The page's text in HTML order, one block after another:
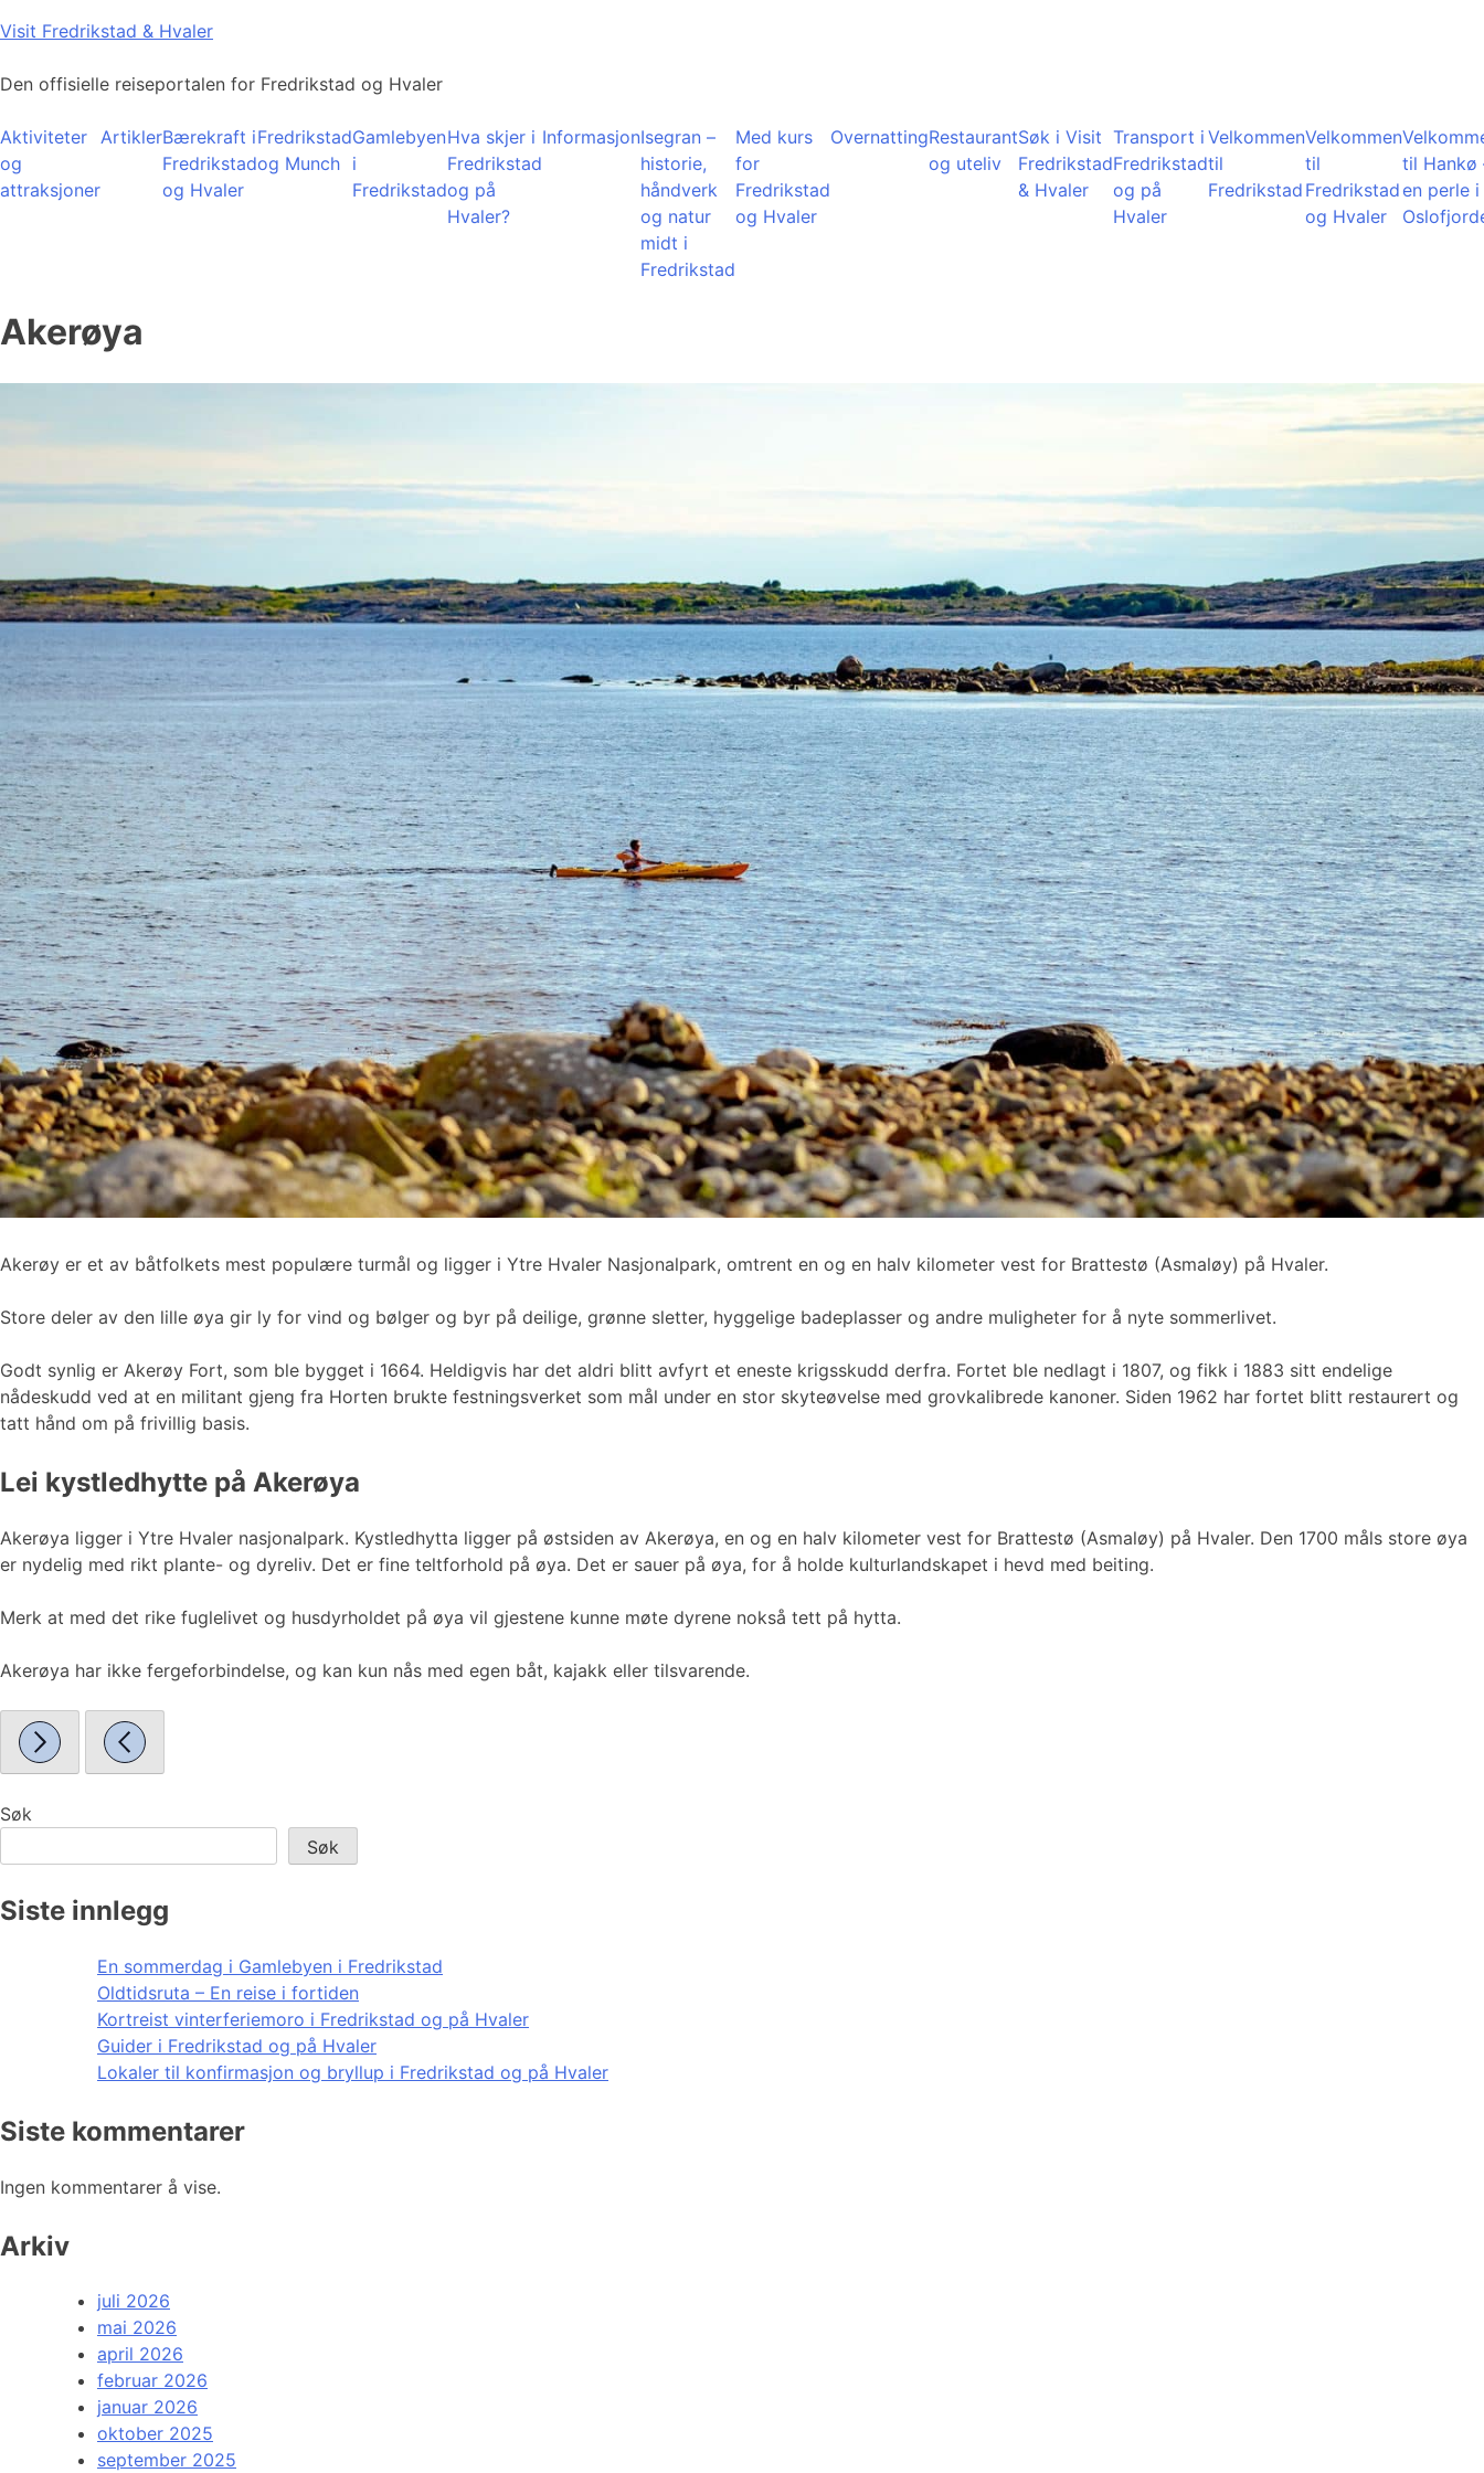
Skip
content
Visit Fredrikstad & Hvaler
Den offisielle reiseportalen for Fredrikstad og Hvaler
Aktiviteter
og
attraksjoner
ArtiklerBærekraft i
Fredrikstad
og Hvaler
Fredrikstad
og Munch
Gamlebyen
i
Fredrikstad
Hva skjer i
Fredrikstad
og på
Hvaler?
InformasjonIsegran –
historie,
håndverk
og natur
midt i
Fredrikstad
Med kurs
for
Fredrikstad
og Hvaler
OvernattingRestaurant
og uteliv
Søk i Visit
Fredrikstad
& Hvaler
Transport i
Fredrikstad
og på
Hvaler
Velkommen
til
Fredrikstad
Velkommen
til
Fredrikstad
og Hvaler
til Hankø
en perle i
Akerøya
Akerøy er et av båtfolkets mest populære turmål og ligger i Ytre Hvaler Nasjonalpark, omtrent en og en halv kilometer vest for Brattestø (Asmaløy) på Hvaler.
Store deler av den lille øya gir ly for vind og bølger og byr på deilige, grønne sletter, hyggelige badeplasser og andre muligheter for å nyte sommerlivet.
Godt synlig er Akerøy Fort, som ble bygget i 1664. Heldigvis har det aldri blitt avfyrt et eneste krigsskudd derfra. Fortet ble nedlagt i 1807, og fikk i 1883 sitt endelige
nådeskudd ved at en militant gjeng fra Horten brukte festningsverket som mål under en stor skyteøvelse med grovkalibrede kanoner. Siden 1962 har fortet blitt restaurert og
tatt hånd om på frivillig basis.
Lei kystledhytte på Akerøya
Akerøya ligger i Ytre Hvaler nasjonalpark. Kystledhytta ligger på østsiden av Akerøya, en og en halv kilometer vest for Brattestø (Asmaløy) på Hvaler. Den 1700 måls store øya
er nydelig med rikt plante- og dyreliv. Det er fine teltforhold på øya. Det er sauer på øya, for å holde kulturlandskapet i hevd med beiting.
Merk at med det rike fuglelivet og husdyrholdet på øya vil gjestene kunne møte dyrene nokså tett på hytta.
Akerøya har ikke fergeforbindelse, og kan kun nås med egen båt, kajakk eller tilsvarende.
Søk
Søk
Siste innlegg
En sommerdag i Gamlebyen i Fredrikstad
Oldtidsruta – En reise i fortiden
Kortreist vinterferiemoro i Fredrikstad og på Hvaler
Guider i Fredrikstad og på Hvaler
Lokaler til konfirmasjon og bryllup i Fredrikstad og på Hvaler
Siste kommentarer
Ingen kommentarer å vise.
Arkiv
juli 2026
mai 2026
april 2026
februar 2026
januar 2026
oktober 2025
september 2025